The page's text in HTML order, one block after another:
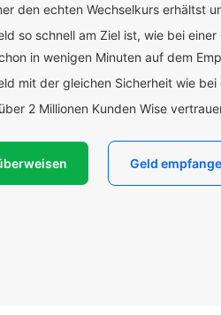
den echten Wechselkurs erhältst
so schnell am Ziel ist, wie bei
in wenigen Minuten auf dem
mit der gleichen Sicherheit wie
2 Millionen Kunden Wise
Geld